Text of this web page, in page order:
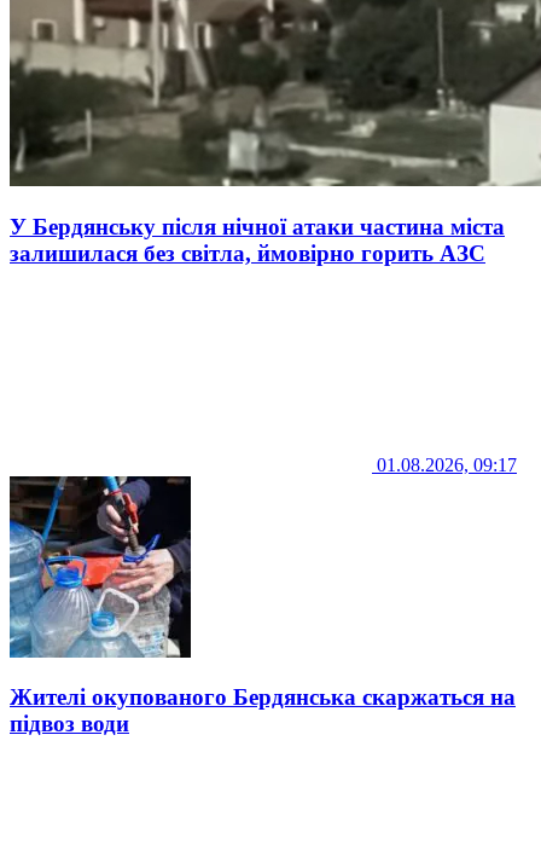
У Бердянську після нічної атаки частина міста
залишилася без світла, ймовірно горить АЗС
01.08.2026, 09:17
Жителі окупованого Бердянська скаржаться на
підвоз води